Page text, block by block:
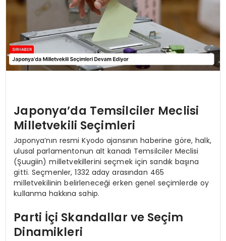
Japonya’da Temsilciler Meclisi
Milletvekili Seçimleri
Japonya’nın resmi Kyodo ajansının haberine göre, halk,
ulusal parlamentonun alt kanadı Temsilciler Meclisi
(Şuugiin) milletvekillerini seçmek için sandık başına
gitti. Seçmenler, 1332 aday arasından 465
milletvekilinin belirleneceği erken genel seçimlerde oy
kullanma hakkına sahip.
Parti İçi Skandallar ve Seçim
Dinamikleri